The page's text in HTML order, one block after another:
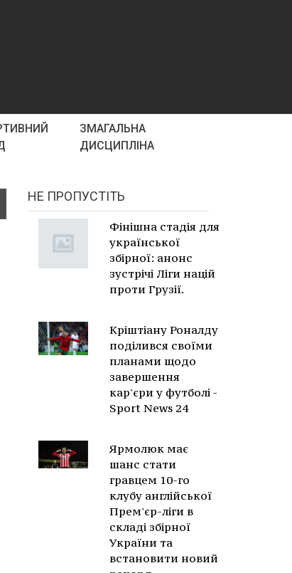
ЗМАГАЛЬНА
ДИСЦИПЛІНА
НЕ ПРОПУСТІТЬ
Фінішна стадія для
української
збірної: анонс
зустрічі Ліги націй
проти Грузії.
Кріштіану Роналду
поділився своїми
планами щодо
завершення
кар'єри у футболі -
Sport News 24
Ярмолюк має
шанс стати
гравцем 10-го
клубу англійської
Прем'єр-ліги в
складі збірної
України та
встановити новий